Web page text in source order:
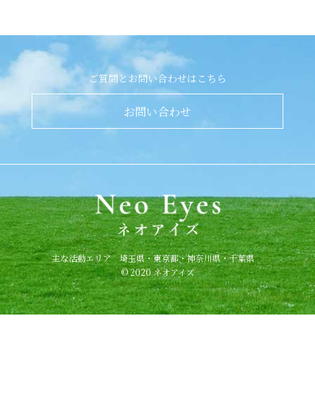
ご質問とお問い合わせはこちら
お問い合わせ
主な活動エリア 埼玉県・東京都・神奈川県・千葉県
© 2020 ネオアイズ